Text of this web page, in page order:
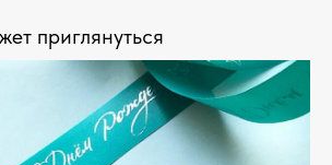
приглянуться